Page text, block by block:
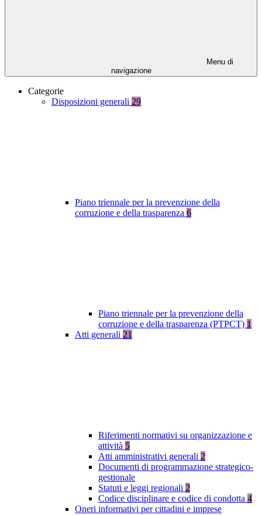
Menu di
navigazione
Categorie
Disposizioni generali 29
Piano triennale per la prevenzione della
corruzione e della trasparenza 6
Piano triennale per la prevenzione della
corruzione e della trasparenza (PTPCT) 1
Atti generali 21
Riferimenti normativi su organizzazione e
attività 5
Atti amministrativi generali 2
Documenti di programmazione strategico-
gestionale
Statuti e leggi regionali 2
Codice disciplinare e codice di condotta 4
Oneri informativi per cittadini e imprese